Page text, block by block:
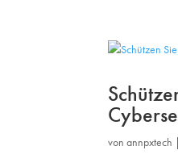
vonannpxtech |